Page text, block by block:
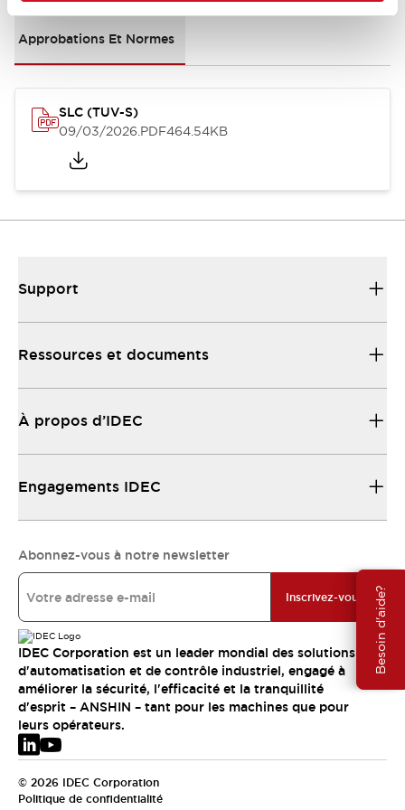
Besoin d'aide?
Approbations Et Normes
SLC (TUV-S)
09/03/2026.PDF464.54KB
Support
Ressources et documents
À propos d’IDEC
Engagements IDEC
Abonnez-vous à notre newsletter
Inscrivez-vous
IDEC Corporation est un leader mondial des solutions
d'automatisation et de contrôle industriel, engagé à
améliorer la sécurité, l'efficacité et la tranquillité
d'esprit – ANSHIN – tant pour les machines que pour
leurs opérateurs.
© 2026 IDEC Corporation
Politique de confidentialité